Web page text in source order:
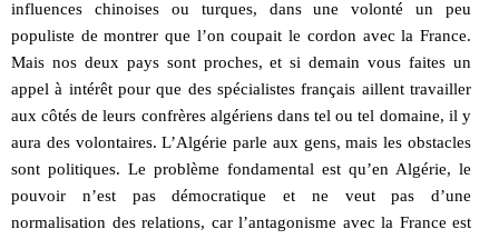
influences chinoises ou turques, dans une volonté un peu
populiste de montrer que l’on coupait le cordon avec la France.
Mais nos deux pays sont proches, et si demain vous faites un
appel à intérêt pour que des spécialistes français aillent travailler
aux côtés de leurs confrères algériens dans tel ou tel domaine, il y
aura des volontaires. L’Algérie parle aux gens, mais les obstacles
sont politiques. Le problème fondamental est qu’en Algérie, le
pouvoir n’est pas démocratique et ne veut pas d’une
normalisation des relations, car l’antagonisme avec la France est